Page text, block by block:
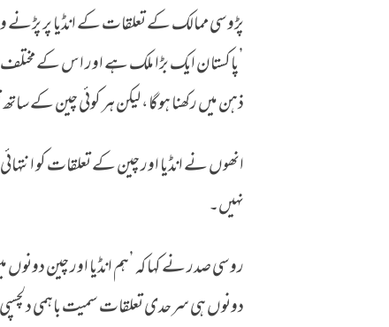
پڑوسی ممالک کے تعلقات کے انڈیا پر
’پاکستان ایک بڑا ملک ہے اور اس کے
ذہن میں رکھنا ہوگا، لیکن ہر کوئی چین کے
انھوں نے انڈیا اور چین کے تعلقات کو
نہیں۔
روسی صدر نے کہا کہ ’ہم انڈیا اور چین
دونوں ہی سرحدی تعلقات سمیت باہمی